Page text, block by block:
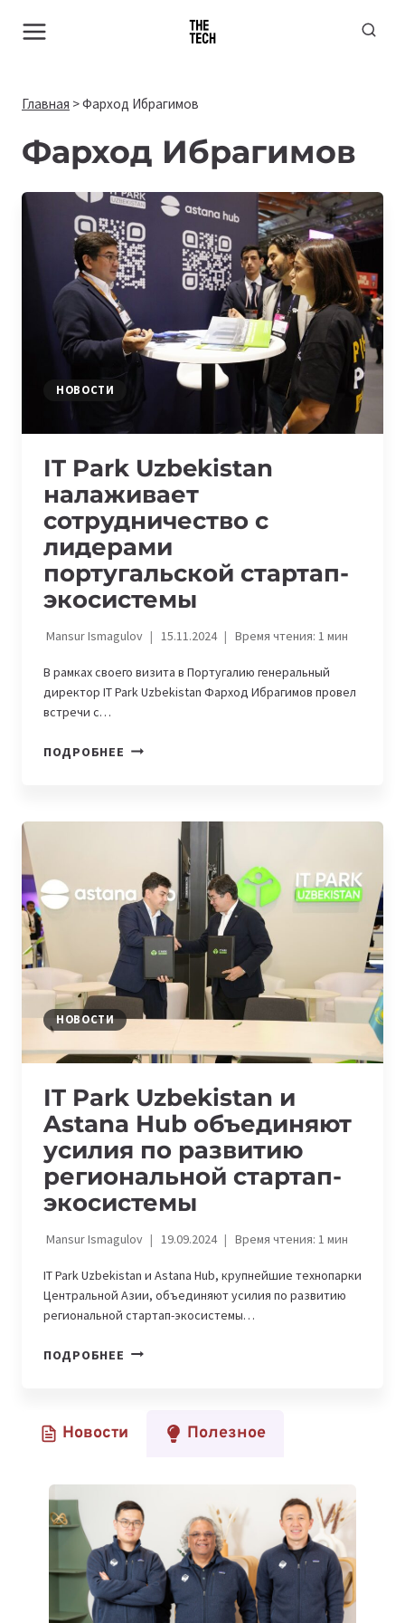
Главная >Фарход Ибрагимов
Фарход Ибрагимов
НОВОСТИ
IT Park Uzbekistan
налаживает
сотрудничество с
лидерами
португальской стартап-
экосистемы
Mansur Ismagulov 15.11.2024 Время чтения: 1мин
В рамках своего визита в Португалию генеральный
директор IT Park Uzbekistan Фарход Ибрагимов провел
встречи с…
ПОДРОБНЕЕ IT
СОТРУДНИЧЕСТВО
ЛИДЕРАМИ
ПОРТУГАЛЬСКОЙ
СТАРТАП-
ЭКОСИСТЕМЫ
НОВОСТИ
IT Park Uzbekistan и
Astana Hub объединяют
усилия по развитию
региональной стартап-
экосистемы
Mansur Ismagulov 19.09.2024 Время чтения: 1мин
IT Park Uzbekistan и Astana Hub, крупнейшие технопарки
Центральной Азии, объединяют усилия по развитию
региональной стартап-экосистемы…
ПОДРОБНЕЕ IT
ASTANA
УСИЛИЯ
ПО
РАЗВИТИЮ
РЕГИОНАЛЬНОЙ
СТАРТАП-
ЭКОСИСТЕМЫ
Новости Полезное